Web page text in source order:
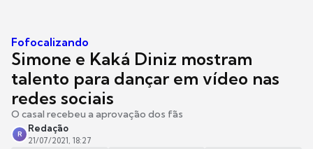
Fofocalizando
Simone e Kaká Diniz mostram
talento para dançar em vídeo nas
redes sociais
O casal recebeu a aprovação dos fãs
R
Redação
21/07/2021, 18:27